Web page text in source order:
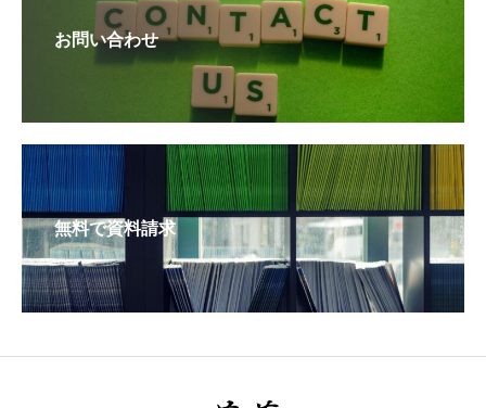
お問い合わせ
無料で資料請求